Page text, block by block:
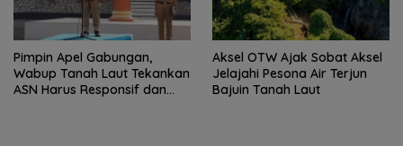
Pimpin Apel Gabungan,
Wabup Tanah Laut Tekankan
ASN Harus Responsif dan
Aksel OTW Ajak Sobat Aksel
Jelajahi Pesona Air Terjun
Bajuin Tanah Laut